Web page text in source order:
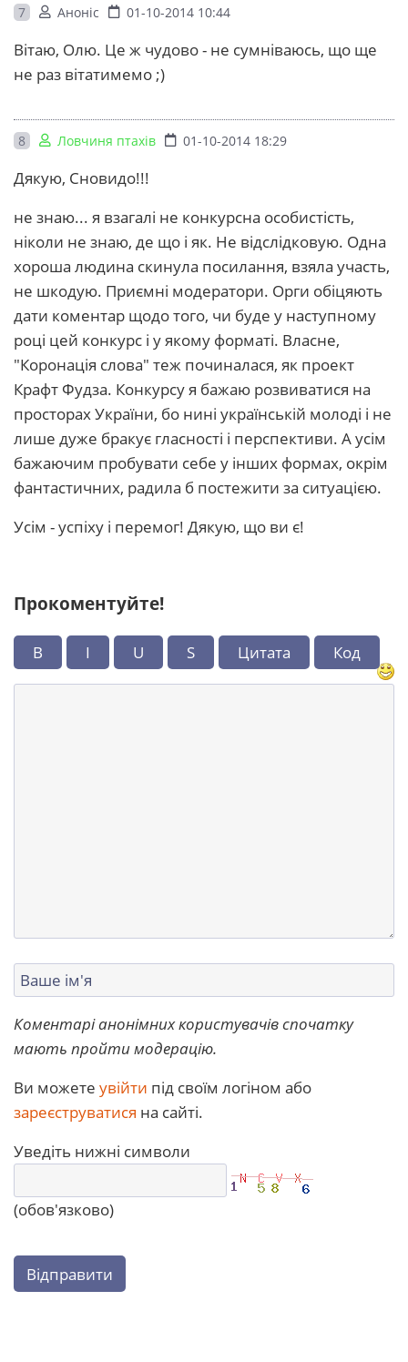
7 Аноніс 01-10-2014 10:44
Вітаю, Олю. Це ж чудово - не сумніваюсь, що ще
не раз вітатимемо ;)
8 Ловчиня птахів 01-10-2014 18:29
Дякую, Сновидо!!!
не знаю... я взагалі не конкурсна особистість,
ніколи не знаю, де що і як. Не відслідковую. Одна
хороша людина скинула посилання, взяла участь,
не шкодую. Приємні модератори. Орги обіцяють
дати коментар щодо того, чи буде у наступному
році цей конкурс і у якому форматі. Власне,
"Коронація слова" теж починалася, як проект
Крафт Фудза. Конкурсу я бажаю розвиватися на
просторах України, бо нині українській молоді і не
лише дуже бракує гласності і перспективи. А усім
бажаючим пробувати себе у інших формах, окрім
фантастичних, радила б постежити за ситуацією.
Усім - успіху і перемог! Дякую, що ви є!
Прокоментуйте!
B I U S Цитата Код
Коментарі анонімних користувачів спочатку
мають пройти модерацію.
Ви можете увійти під своїм логіном або
зареєструватися на сайті.
Уведіть нижні символи
(обов'язково)
Відправити